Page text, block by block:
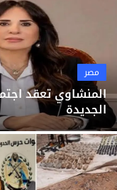
منوعات
مصر
المنشاوي تعقد
الجديدة